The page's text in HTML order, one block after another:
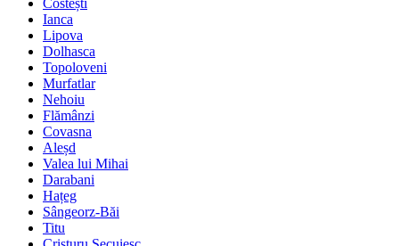
Costești
Ianca
Lipova
Dolhasca
Topoloveni
Murfatlar
Nehoiu
Flămânzi
Covasna
Aleșd
Valea lui Mihai
Darabani
Hațeg
Sângeorz-Băi
Titu